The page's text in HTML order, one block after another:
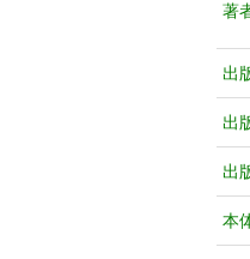
著
出
出
出
本